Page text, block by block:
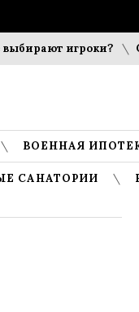
игроки?
ВОЕННАЯ
САНАТОРИИ